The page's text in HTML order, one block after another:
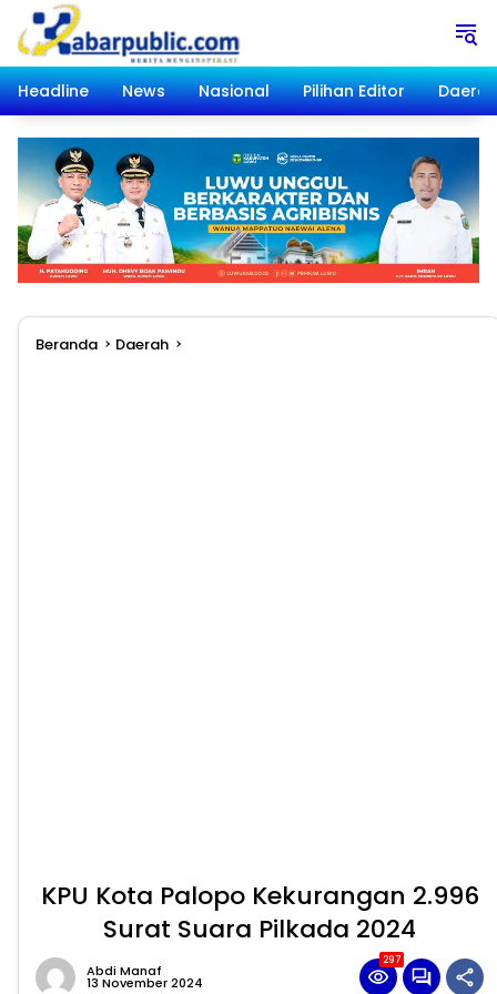
Langsung
konten
Headline
News Nasional Pilihan Editor Daerah
Beranda Daerah
KPU Kota Palopo Kekurangan 2.996
Surat Suara Pilkada 2024
Abdi Manaf
13 November 2024
297